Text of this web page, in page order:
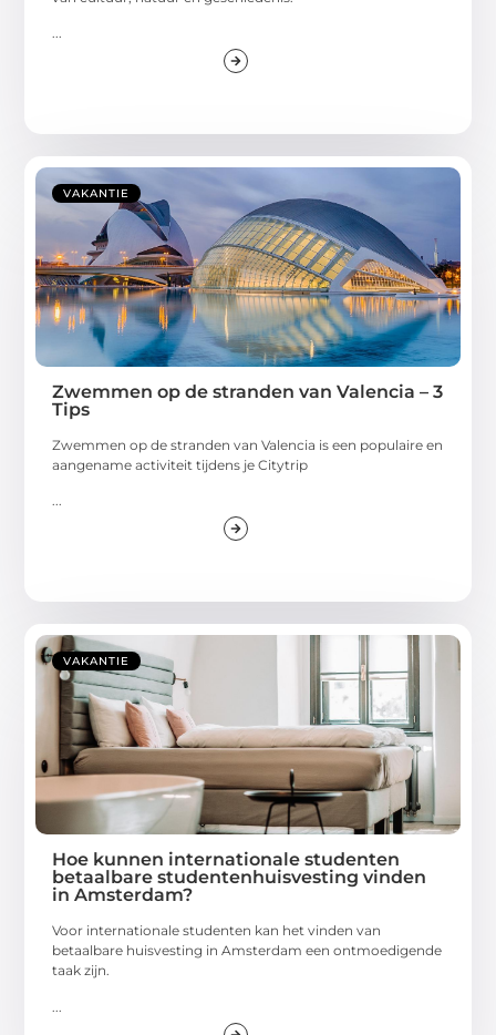
VAKANTIE
Zwemmen op de stranden van Valencia – 3
Tips
Zwemmen op de stranden van Valencia is een populaire en
aangename activiteit tijdens je Citytrip
...
VAKANTIE
Hoe kunnen internationale studenten
betaalbare studentenhuisvesting vinden
in Amsterdam?
Voor internationale studenten kan het vinden van
betaalbare huisvesting in Amsterdam een ontmoedigende
taak zijn.